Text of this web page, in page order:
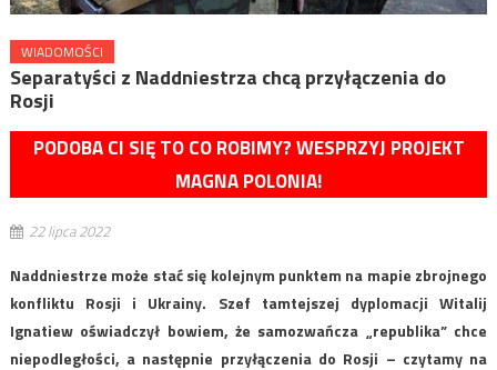
WIADOMOŚCI
Separatyści z Naddniestrza chcą przyłączenia do
Rosji
PODOBA CI SIĘ TO CO ROBIMY? WESPRZYJ PROJEKT
MAGNA POLONIA!
22 lipca 2022
Naddniestrze może stać się kolejnym punktem na mapie zbrojnego
konfliktu Rosji i Ukrainy. Szef tamtejszej dyplomacji Witalij
Ignatiew oświadczył bowiem, że samozwańcza „republika” chce
niepodległości, a następnie przyłączenia do Rosji – czytamy na